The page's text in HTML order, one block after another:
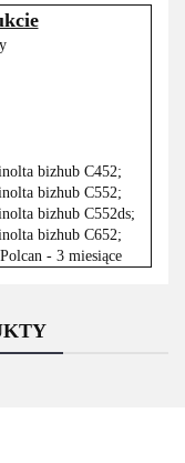
bizhub C452;
bizhub C552;
bizhub C552ds;
bizhub C652;
- 3 miesiące